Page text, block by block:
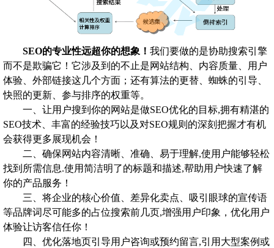
SEO的专业性远超你的想象！ 我们要做的是协助搜索引擎
而不是欺骗它！它涉及到的不止是网站结构、内容质量、用户
体验、外部链接这几个方面；还有算法的更替、蜘蛛的引导、
快照的更新、参与排序的权重等。
一、让用户搜到你的网站是做SEO优化的目标,拥有精湛的
SEO技术、丰富的经验技巧以及对SEO规则的深刻把握才有机
会获得更多展现机会！
二、确保网站内容清晰、准确、易于理解,使用户能够轻松
找到所需信息.使用简洁明了的标题和描述,帮助用户快速了解
你的产品服务！
三、将企业的核心价值、差异化卖点、吸引眼球的宣传语
等品牌词尽可能多的占位搜索前几页,增强用户印象，优化用户
体验让访客信任你！
四、优化落地页引导用户咨询或预约留言,引用大型案例或